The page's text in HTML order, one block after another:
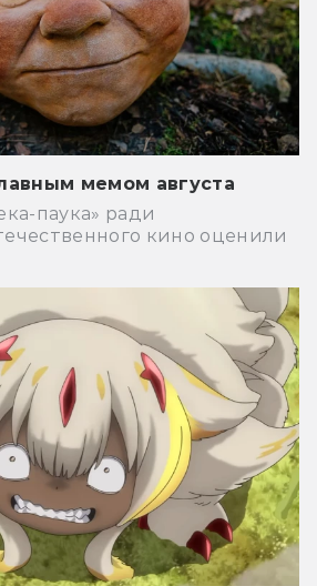
мемом августа
паука» ради
кино оценили